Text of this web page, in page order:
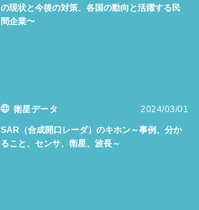
の現状と今後の対策、各国の動向と活躍する民
間企業〜
衛星データ 2024/03/01
SAR（合成開口レーダ）のキホン～事例、分か
ること、センサ、衛星、波長～